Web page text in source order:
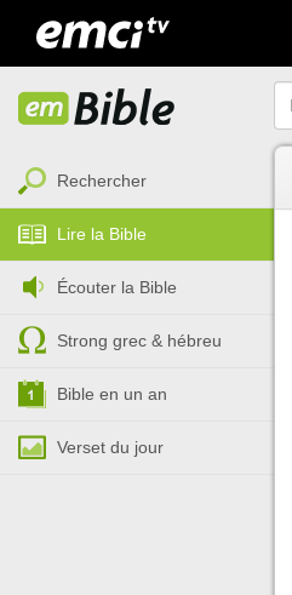
Rechercher
Lire la Bible
Écouter la Bible
Strong grec & hébreu
Bible en un an
Verset du jour